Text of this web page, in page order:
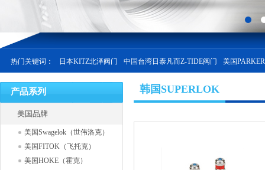
热门关键词： 日本KITZ北泽阀门 中国台湾日泰凡而Z-TIDE阀门 美国
产品系列
美国品牌
美国Swagelok（世伟洛克）
美国FITOK（飞托克）
美国HOKE（霍克）
韩国SUPERLOK